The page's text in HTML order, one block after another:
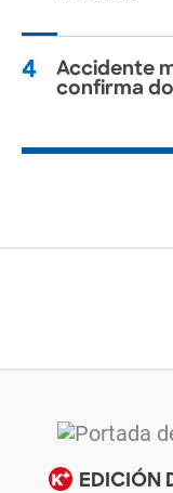
4
Accidente
confirma
EDICIÓN